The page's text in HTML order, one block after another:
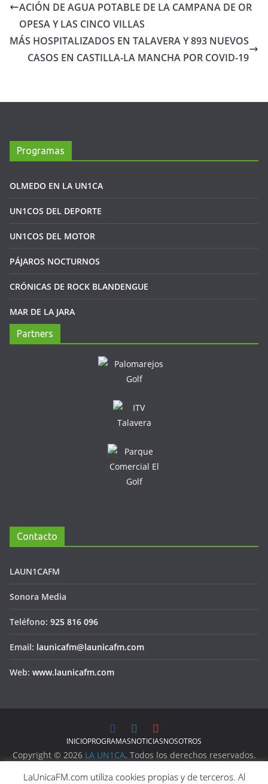
ACIÓN DE AGUA POTABLE DE LA CAMPANA DE OR
OPESA Y LAS CINCO VILLAS
MÁS HOSPITALIZADOS EN TALAVERA Y 893 NUEVOS
CASOS EN CASTILLA-LA MANCHA POR COVID-19
Programas
OLMEDO EN LA UN1CA
UN1COS DEL DEPORTE
UN1COS DEL MOTOR
PÁJAROS NOCTURNOS
CRÓNICAS DE ROCK BLANDENGUE
MAR DE LA JARA
Partners
Contacto
LAUN1CAFM
Sonora Media
Teléfono: 925 816 096
Email: launicafm@launicafm.com
Web: www.launicafm.com
INICIOPROGRAMASNOTICIASNOSOTROS
Copyright © 2026 LA UN1CA. Todos los derechos reservados.
LaUnicaFM.com utiliza cookies propias y de terceros. Al